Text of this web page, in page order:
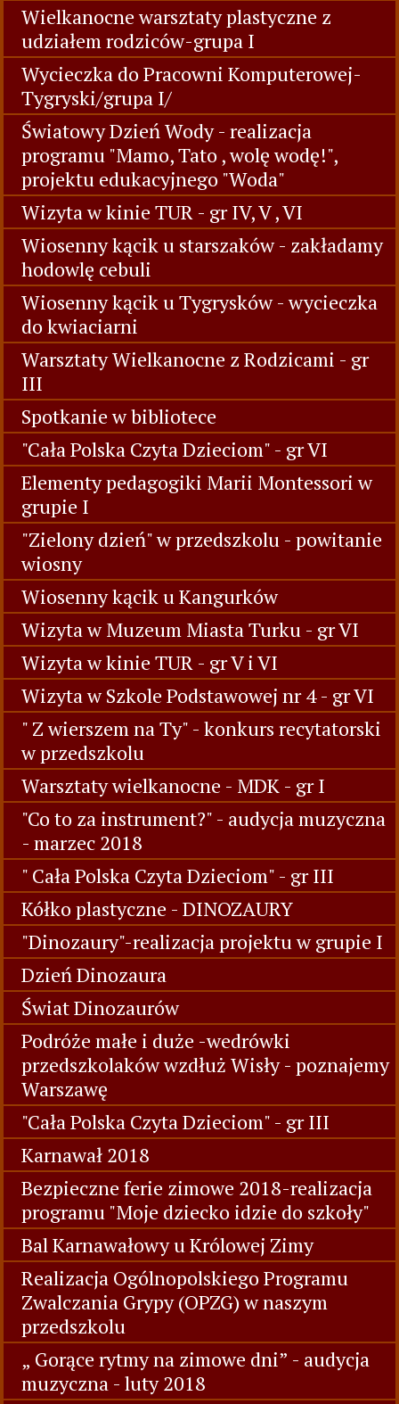
Wielkanocne warsztaty plastyczne z
udziałem rodziców-grupa I
Wycieczka do Pracowni Komputerowej-
Tygryski/grupa I/
Światowy Dzień Wody - realizacja
programu "Mamo, Tato , wolę wodę!",
projektu edukacyjnego "Woda"
Wizyta w kinie TUR - gr IV, V , VI
Wiosenny kącik u starszaków - zakładamy
hodowlę cebuli
Wiosenny kącik u Tygrysków - wycieczka
do kwiaciarni
Warsztaty Wielkanocne z Rodzicami - gr
III
Spotkanie w bibliotece
"Cała Polska Czyta Dzieciom" - gr VI
Elementy pedagogiki Marii Montessori w
grupie I
"Zielony dzień" w przedszkolu - powitanie
wiosny
Wiosenny kącik u Kangurków
Wizyta w Muzeum Miasta Turku - gr VI
Wizyta w kinie TUR - gr V i VI
Wizyta w Szkole Podstawowej nr 4 - gr VI
" Z wierszem na Ty" - konkurs recytatorski
w przedszkolu
Warsztaty wielkanocne - MDK - gr I
"Co to za instrument?" - audycja muzyczna
- marzec 2018
" Cała Polska Czyta Dzieciom" - gr III
Kółko plastyczne - DINOZAURY
"Dinozaury"-realizacja projektu w grupie I
Dzień Dinozaura
Świat Dinozaurów
Podróże małe i duże -wedrówki
przedszkolaków wzdłuż Wisły - poznajemy
Warszawę
"Cała Polska Czyta Dzieciom" - gr III
Karnawał 2018
Bezpieczne ferie zimowe 2018-realizacja
programu "Moje dziecko idzie do szkoły"
Bal Karnawałowy u Królowej Zimy
Realizacja Ogólnopolskiego Programu
Zwalczania Grypy (OPZG) w naszym
przedszkolu
„ Gorące rytmy na zimowe dni” - audycja
muzyczna - luty 2018